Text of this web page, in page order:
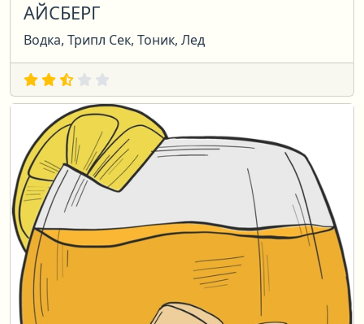
АЙСБЕРГ
Водка, Трипл Сек, Тоник, Лед